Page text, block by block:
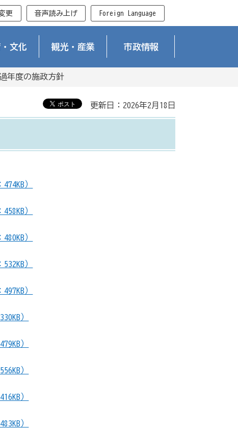
更 音声読み上げ Foreign Language
文化 観光・産業 市政情報
年度の施政方針
更新日：2026年2月18日
）
）
）
）
）
）
）
）
）
）